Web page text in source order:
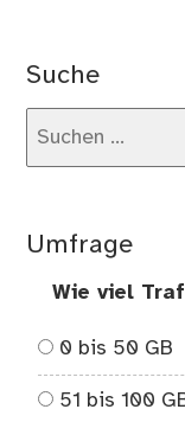
Suche
Umfrage
Wie viel
0 bis 50 GB
51 bis 100